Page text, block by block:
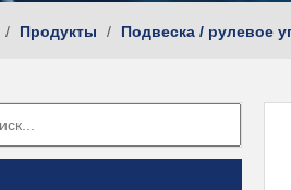
/ Продукты / Подвеска / рулевое